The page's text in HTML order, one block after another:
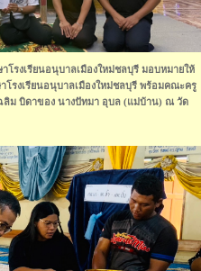
รงเรียนอนุบาลเมืองใหม่ชลบุรี มอบหมายให้
รงเรียนอนุบาลเมืองใหม่ชลบุรี พร้อมคณะครู
ม บิดาของ นางปัทมา อุบล (แม่บ้าน) ณ วัด